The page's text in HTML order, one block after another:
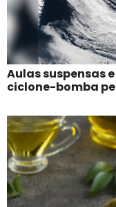
Aulas suspensas
ciclone-bomba